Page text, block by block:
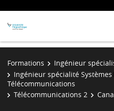
Formations
Ingénieur
Ingénieur spécialité
Télécommunications
Télécommunications 2